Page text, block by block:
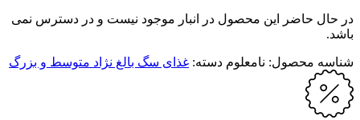
در حال حاضر این محصول در انبار موجود نیست و در دسترس نمی
باشد.
شناسه محصول: نامعلوم دسته: غذای سگ بالغ نژاد متوسط و بزرگ